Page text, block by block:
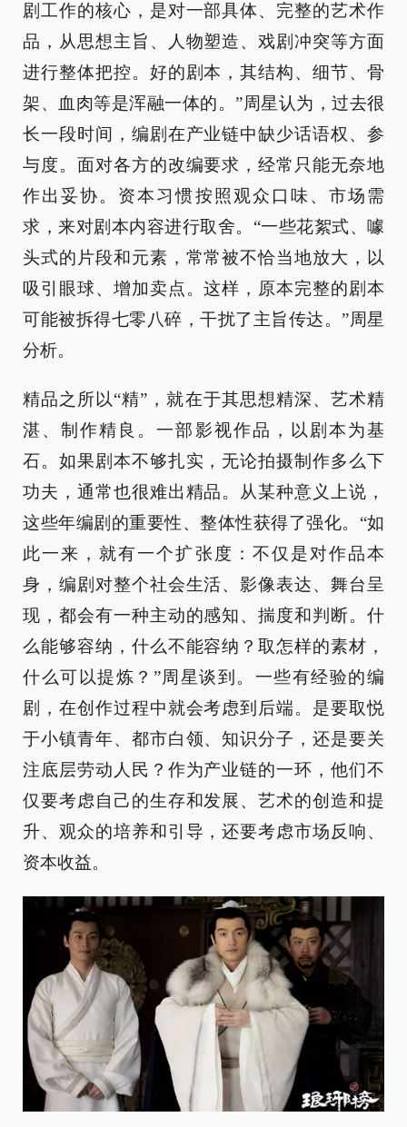
剧工作的核心，是对一部具体、完整的艺术作
品，从思想主旨、人物塑造、戏剧冲突等方面
进行整体把控。好的剧本，其结构、细节、骨
架、血肉等是浑融一体的。”周星认为，过去很
长一段时间，编剧在产业链中缺少话语权、参
与度。面对各方的改编要求，经常只能无奈地
作出妥协。资本习惯按照观众口味、市场需
求，来对剧本内容进行取舍。“一些花絮式、噱
头式的片段和元素，常常被不恰当地放大，以
吸引眼球、增加卖点。这样，原本完整的剧本
可能被拆得七零八碎，干扰了主旨传达。”周星
分析。
精品之所以“精”，就在于其思想精深、艺术精
湛、制作精良。一部影视作品，以剧本为基
石。如果剧本不够扎实，无论拍摄制作多么下
功夫，通常也很难出精品。从某种意义上说，
这些年编剧的重要性、整体性获得了强化。“如
此一来，就有一个扩张度：不仅是对作品本
身，编剧对整个社会生活、影像表达、舞台呈
现，都会有一种主动的感知、揣度和判断。什
么能够容纳，什么不能容纳？取怎样的素材，
什么可以提炼？”周星谈到。一些有经验的编
剧，在创作过程中就会考虑到后端。是要取悦
于小镇青年、都市白领、知识分子，还是要关
注底层劳动人民？作为产业链的一环，他们不
仅要考虑自己的生存和发展、艺术的创造和提
升、观众的培养和引导，还要考虑市场反响、
资本收益。